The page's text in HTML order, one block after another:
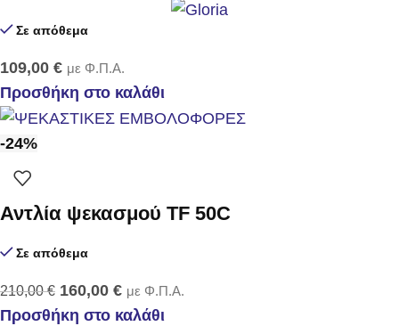
Σε απόθεμα
109,00 € με Φ.Π.Α.
Προσθήκη στο καλάθι
-24%
Αντλία ψεκασμού TF 50C
Σε απόθεμα
210,00€ 160,00 € με Φ.Π.Α.
Προσθήκη στο καλάθι